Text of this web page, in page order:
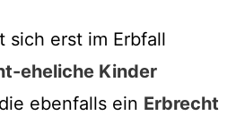
sich erst im Erbfall
eheliche Kinder
ebenfalls ein Erbrecht